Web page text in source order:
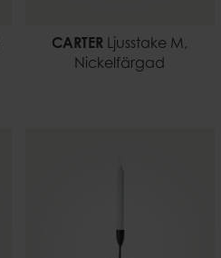
CARTER Ljusstake M,
Nickelfärgad